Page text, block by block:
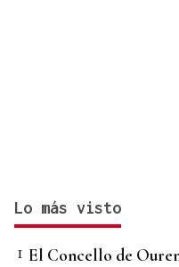
Lo más visto
El Concello de